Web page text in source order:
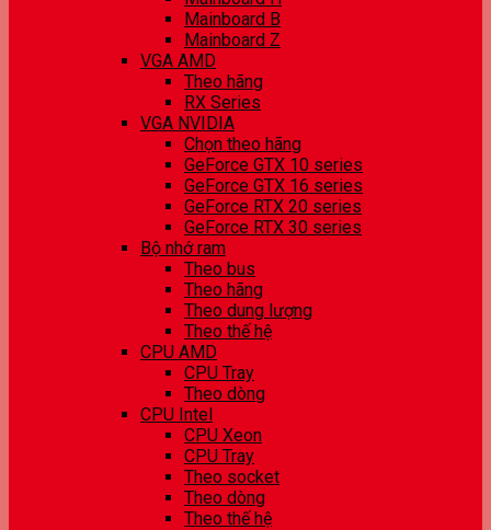
Mainboard B
Mainboard Z
VGA AMD
Theo hãng
RX Series
VGA NVIDIA
Chọn theo hãng
GeForce GTX 10 series
GeForce GTX 16 series
GeForce RTX 20 series
GeForce RTX 30 series
Bộ nhớ ram
Theo bus
Theo hãng
Theo dung lượng
Theo thế hệ
CPU AMD
CPU Tray
Theo dòng
CPU Intel
CPU Xeon
CPU Tray
Theo socket
Theo dòng
Theo thế hệ